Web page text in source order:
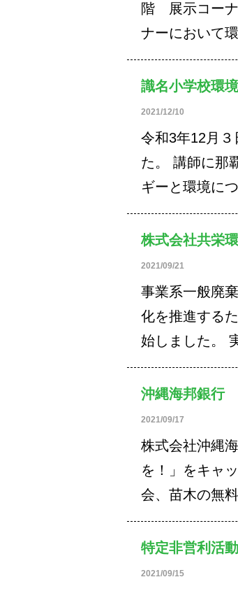
階 展示コー
ナーにおいて
識名小学校環
2021/12/10
令和3年12月
た。 講師に那
ギーと環境に
株式会社共栄
2021/09/21
事業系一般廃
化を推進する
始しました。
沖縄海邦銀行
2021/09/17
株式会社沖縄
を！」をキャ
会、苗木の無
特定非営利活
2021/09/15